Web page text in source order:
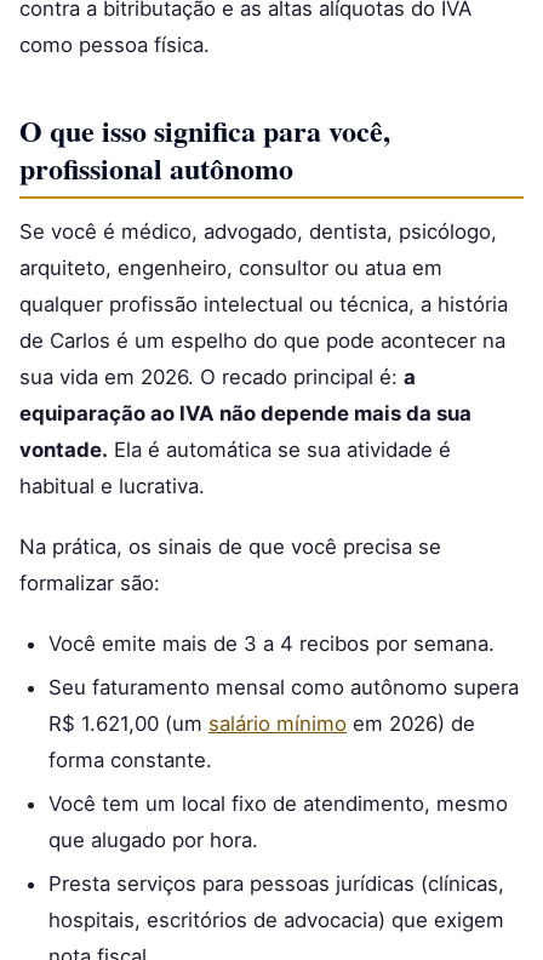
contra a bitributação e as altas alíquotas do IVA
como pessoa física.
O que isso significa para você,
profissional autônomo
Se você é médico, advogado, dentista, psicólogo,
arquiteto, engenheiro, consultor ou atua em
qualquer profissão intelectual ou técnica, a história
de Carlos é um espelho do que pode acontecer na
sua vida em 2026. O recado principal é: a
equiparação ao IVA não depende mais da sua
vontade. Ela é automática se sua atividade é
habitual e lucrativa.
Na prática, os sinais de que você precisa se
formalizar são:
Você emite mais de 3 a 4 recibos por semana.
Seu faturamento mensal como autônomo supera
R$ 1.621,00 (um salário mínimo em 2026) de
forma constante.
Você tem um local fixo de atendimento, mesmo
que alugado por hora.
Presta serviços para pessoas jurídicas (clínicas,
hospitais, escritórios de advocacia) que exigem